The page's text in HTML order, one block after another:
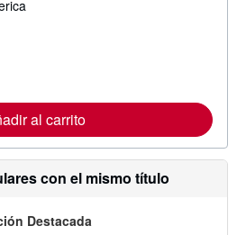
e
í
o
ó
n
s
o
al carrito
con el mismo título
Destacada